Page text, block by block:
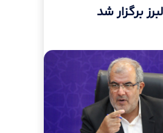
برگزار شد